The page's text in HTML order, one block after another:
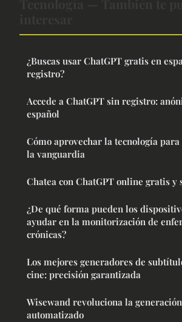
¿Buscas usar ChatGPT gratis en
registro?
Accede a ChatGPT sin registro:
español
Cómo aprovechar la tecnología
la vanguardia
Chatea con ChatGPT online gratis y
¿De qué forma pueden los
ayudar en la monitorización de
crónicas?
Los mejores generadores de
cine: precisión garantizada
Wisewand revoluciona la
automatizado